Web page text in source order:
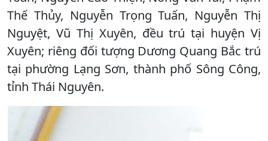
Thế Thủy, Nguyễn Trọng Tuấn, Nguyễn Thị
Nguyệt, Vũ Thị Xuyên, đều trú tại huyện Vị
Xuyên; riêng đối tượng Dương Quang Bắc trú
tại phường Lạng Sơn, thành phố Sông Công,
tỉnh Thái Nguyên.